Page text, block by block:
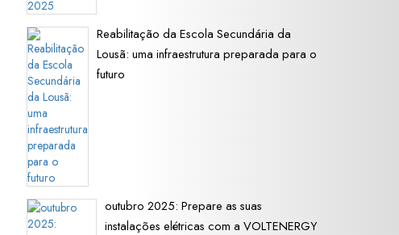
Reabilitação da Escola Secundária da
Lousã: uma infraestrutura preparada para o
futuro
outubro 2025: Prepare as suas
instalações elétricas com a VOLTENERGY